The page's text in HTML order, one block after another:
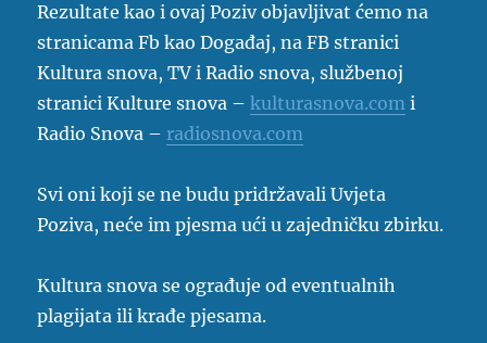
Rezultate kao i ovaj Poziv objavljivat ćemo na
stranicama Fb kao Događaj, na FB stranici
Kultura snova, TV i Radio snova, službenoj
stranici Kulture snova –kulturasnova.com i
Radio Snova – radiosnova.com
Svi oni koji se ne budu pridržavali Uvjeta
Poziva, neće im pjesma ući u zajedničku zbirku.
Kultura snova se ograđuje od eventualnih
plagijata ili krađe pjesama.